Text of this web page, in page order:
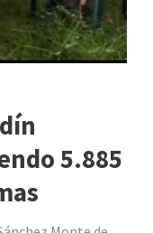
5.885